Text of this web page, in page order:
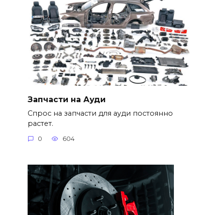
Запчасти на Ауди
Спрос на запчасти для ауди постоянно
растет.
0 604